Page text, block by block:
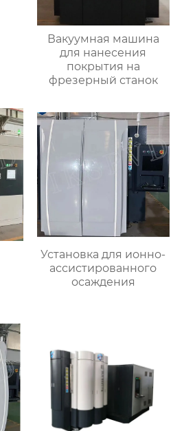
Вакуумная машина
для нанесения
покрытия на
фрезерный станок
Установка для ионно-
ассистированного
осаждения